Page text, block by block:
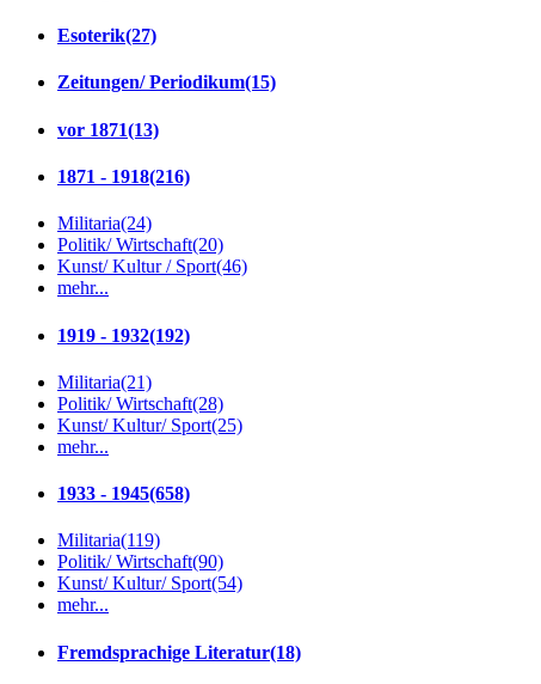
Esoterik(27)
Zeitungen/ Periodikum(15)
vor 1871(13)
1871 - 1918(216)
Militaria(24)
Politik/ Wirtschaft(20)
Kunst/ Kultur / Sport(46)
mehr...
1919 - 1932(192)
Militaria(21)
Politik/ Wirtschaft(28)
Kunst/ Kultur/ Sport(25)
mehr...
1933 - 1945(658)
Militaria(119)
Politik/ Wirtschaft(90)
Kunst/ Kultur/ Sport(54)
mehr...
Fremdsprachige Literatur(18)